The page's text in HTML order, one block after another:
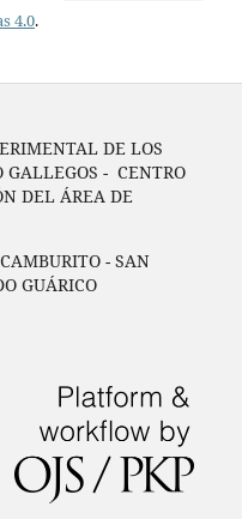
4.0.
DE LOS
GALLEGOS - CENTRO
DEL ÁREA DE
- SAN
GUÁRICO